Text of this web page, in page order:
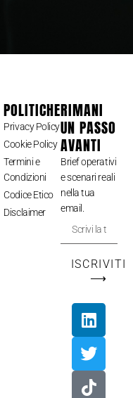
POLITICHE
Privacy Policy
Cookie Policy
Termini e
Condizioni
Codice Etico
Disclaimer
RIMANI
UN PASSO
AVANTI
Brief operativi
e scenari reali
nella tua
email.
ISCRIVITI
⟶